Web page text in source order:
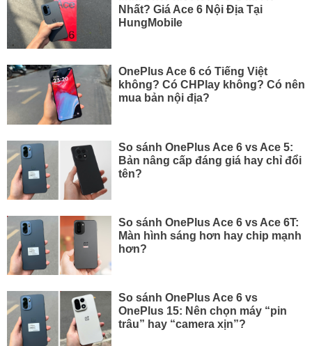
Nhất? Giá Ace 6 Nội Địa Tại
HungMobile
OnePlus Ace 6 có Tiếng Việt
không? Có CHPlay không? Có nên
mua bản nội địa?
So sánh OnePlus Ace 6 vs Ace 5:
Bản nâng cấp đáng giá hay chỉ đổi
tên?
So sánh OnePlus Ace 6 vs Ace 6T:
Màn hình sáng hơn hay chip mạnh
hơn?
So sánh OnePlus Ace 6 vs
OnePlus 15: Nên chọn máy “pin
trâu” hay “camera xịn”?